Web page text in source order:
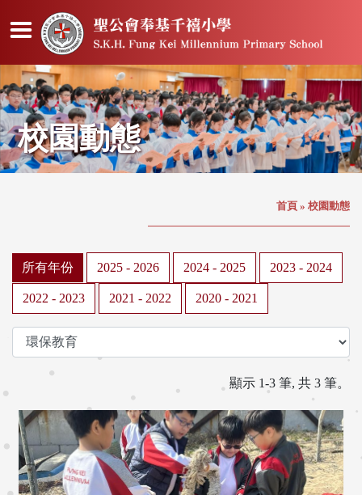
校園動態
首頁 » 校園動態
所有年份 2025 - 2026 2024 - 2025 2023 - 2024
2022 - 2023 2021 - 2022 2020 - 2021
顯示 1-3 筆, 共 3 筆。